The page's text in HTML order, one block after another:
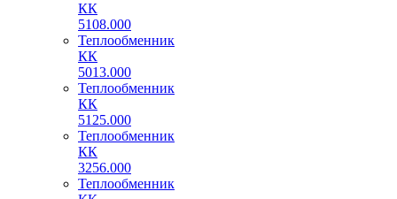
КК
5108.000
Теплообменник
КК
5013.000
Теплообменник
КК
5125.000
Теплообменник
КК
3256.000
Теплообменник